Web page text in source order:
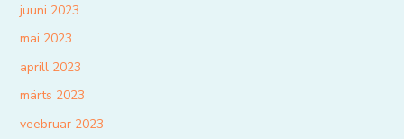
juuni 2023
mai 2023
aprill 2023
märts 2023
veebruar 2023